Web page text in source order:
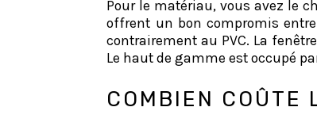
Pour le matériau, vous avez le
offrent un bon compromis
contrairement au PVC. La
Le haut de gamme est occupé
COMBIEN COÛTE